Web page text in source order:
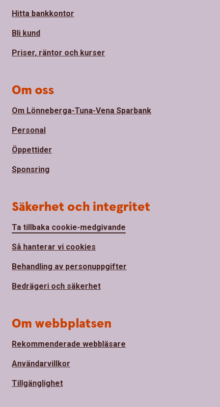
Hitta bankkontor
Bli kund
Priser, räntor och kurser
Om oss
Om Lönneberga-Tuna-Vena Sparbank
Personal
Öppettider
Sponsring
Säkerhet och integritet
Ta tillbaka cookie-medgivande
Så hanterar vi cookies
Behandling av personuppgifter
Bedrägeri och säkerhet
Om webbplatsen
Rekommenderade webbläsare
Användarvillkor
Tillgänglighet